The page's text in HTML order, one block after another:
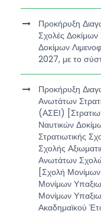
Προκήρυξη
Σχολές
Δοκίμων
2027, με το
Προκήρυξη
Ανωτάτων
(ΑΣΕΙ)
Ναυτικών
Στρατιωτικής
Σχολής
Ανωτάτων
[Σχολή
Μονίμων
Μονίμων
Ακαδημαϊκού